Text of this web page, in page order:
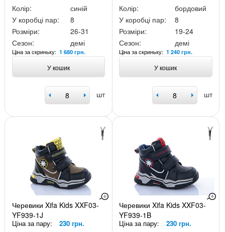
Колір:
синій
У коробці пар:
8
Розміри:
26-31
Сезон:
демі
Ціна за скриньку: 1 680 грн.
У кошик
шт
Колір:
бордовий
У коробці пар:
8
Розміри:
19-24
Сезон:
демі
Ціна за скриньку:1 240 грн.
У кошик
шт
Черевики Xifa Kids XXF03-
YF939-1J
Ціна за пару: 230 грн.
Черевики Xifa Kids XXF03-
YF939-1B
Ціна за пару: 230 грн.